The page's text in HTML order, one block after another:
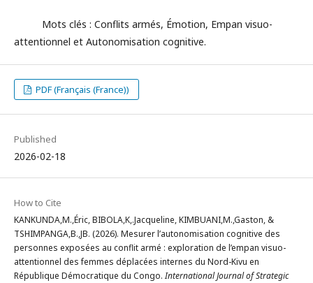
Mots clés : Conflits armés, Émotion, Empan visuo-
attentionnel et Autonomisation cognitive.
PDF (Français (France))
Published
2026-02-18
How to Cite
KANKUNDA,M.,Éric, BIBOLA,K,.Jacqueline, KIMBUANI,M.,Gaston, &
TSHIMPANGA,B.,JB. (2026). Mesurer l’autonomisation cognitive des
personnes exposées au conflit armé : exploration de l’empan visuo-
attentionnel des femmes déplacées internes du Nord-Kivu en
République Démocratique du Congo.International Journal of Strategic